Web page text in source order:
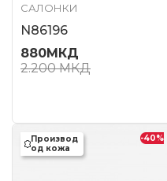
САЛОНКИ
N86196
880МКД
2.200МКД
Производ
од кожа
-40%